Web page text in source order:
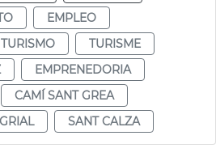
EMPLEO
TURISMO
TURISME
EMPRENEDORIA
CAMÍ SANT GREA
SANT CALZA